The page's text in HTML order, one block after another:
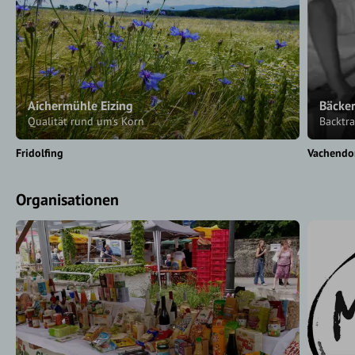
Aichermühle Eizing
Qualität rund um's Korn
Fridolfing
Organisationen